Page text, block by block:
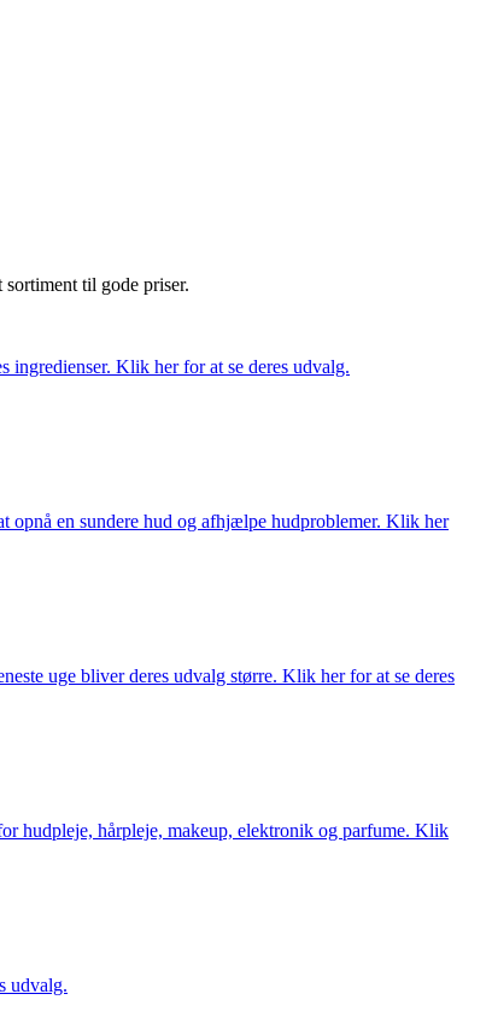
sortiment til gode priser.
Klik her for at se deres udvalg.
opnå en sundere hud og afhjælpe hudproblemer. Klik her
uge bliver deres udvalg større. Klik her for at se deres
hudpleje, hårpleje, makeup, elektronik og parfume. Klik
udvalg.